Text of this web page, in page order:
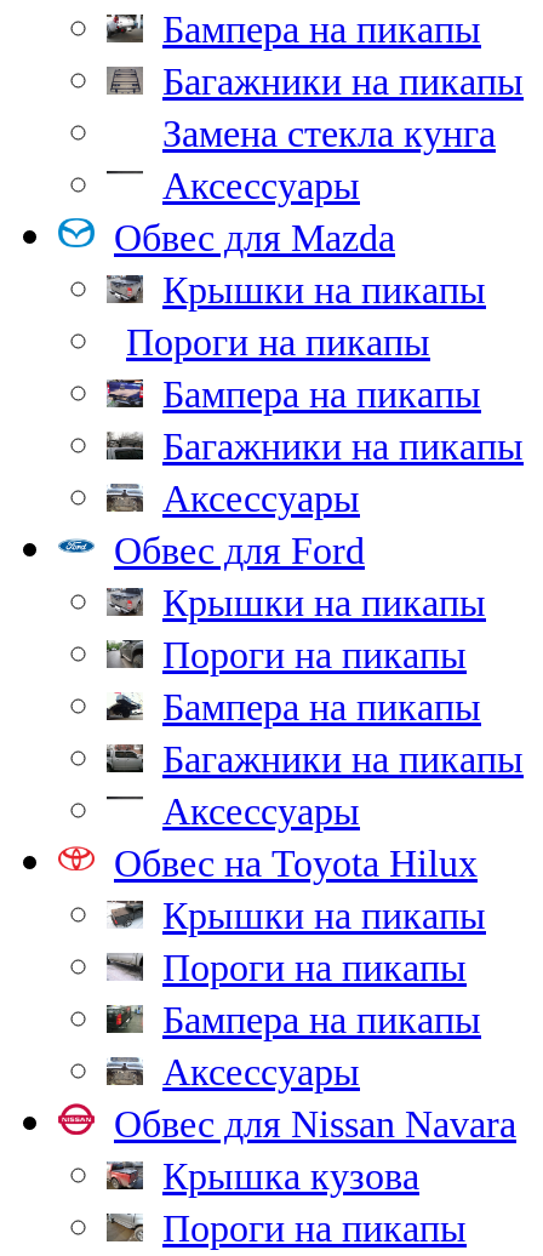
Бампера на пикапы
Багажники на пикапы
Замена стекла кунга
Аксессуары
Обвес для Mazda
Крышки на пикапы
Пороги на пикапы
Бампера на пикапы
Багажники на пикапы
Аксессуары
Обвес для Ford
Крышки на пикапы
Пороги на пикапы
Бампера на пикапы
Багажники на пикапы
Аксессуары
Обвес на Toyota Hilux
Крышки на пикапы
Пороги на пикапы
Бампера на пикапы
Аксессуары
Обвес для Nissan Navara
Крышка кузова
Пороги на пикапы